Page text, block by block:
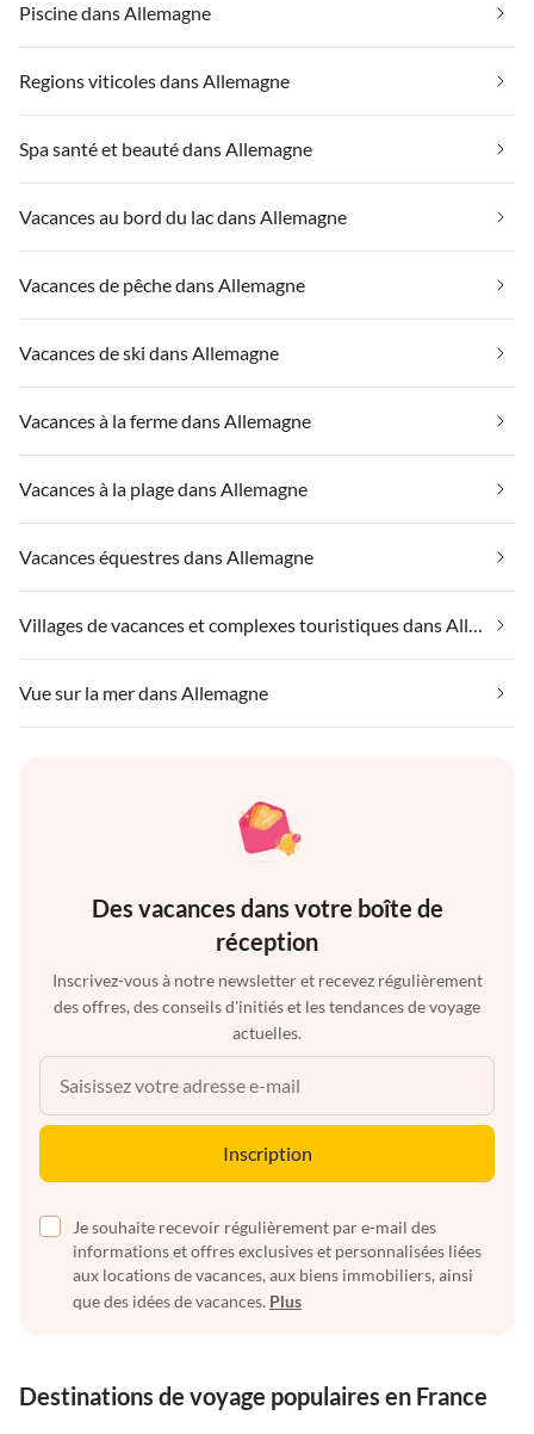
Piscine dans Allemagne
Regions viticoles dans Allemagne
Spa santé et beauté dans Allemagne
Vacances au bord du lac dans Allemagne
Vacances de pêche dans Allemagne
Vacances de ski dans Allemagne
Vacances à la ferme dans Allemagne
Vacances à la plage dans Allemagne
Vacances équestres dans Allemagne
Villages de vacances et complexes touristiques dans Allemagne
Vue sur la mer dans Allemagne
Des vacances dans votre boîte de
réception
Inscrivez-vous à notre newsletter et recevez régulièrement
des offres, des conseils d'initiés et les tendances de voyage
actuelles.
Inscription
Je souhaite recevoir régulièrement par e-mail des
informations et offres exclusives et personnalisées liées
aux locations de vacances, aux biens immobiliers, ainsi
que des idées de vacances. Plus
Destinations de voyage populaires en France